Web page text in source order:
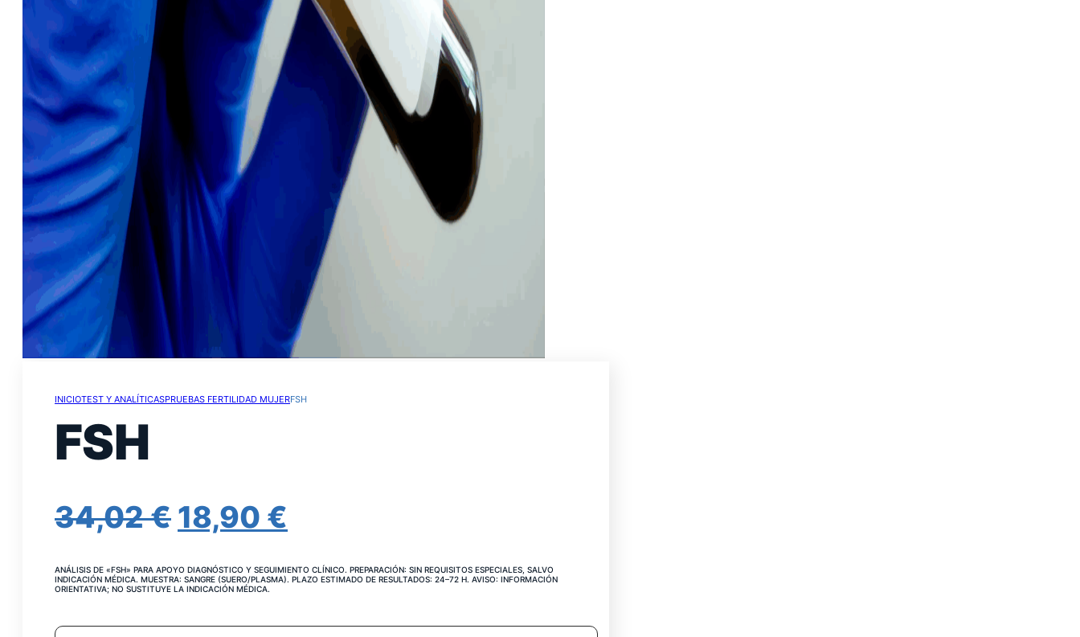
INICIOTEST Y ANALÍTICASPRUEBAS FERTILIDAD MUJERFSH
FSH
34,02€ EL
ORIGINAL
ERA:
18,90 €
ACTUAL
ES:
ANÁLISIS DE «FSH» PARA APOYO DIAGNÓSTICO Y SEGUIMIENTO CLÍNICO. PREPARACIÓN: SIN REQUISITOS ESPECIALES, SALVO
INDICACIÓN MÉDICA. MUESTRA: SANGRE (SUERO/PLASMA). PLAZO ESTIMADO DE RESULTADOS: 24–72 H. AVISO: INFORMACIÓN
ORIENTATIVA; NO SUSTITUYE LA INDICACIÓN MÉDICA.
FSH